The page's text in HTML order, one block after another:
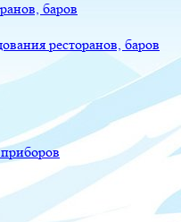
баров
ресторанов, баров